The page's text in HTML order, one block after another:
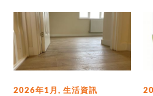
2026年1月,生活資訊